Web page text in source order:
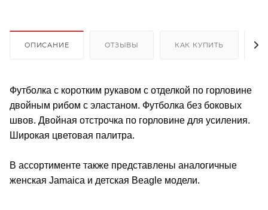
ОПИСАНИЕ ОТЗЫВЫ КАК КУПИТЬ
Футболка с коротким рукавом с отделкой по горловине
двойным рибом с эластаном. Футболка без боковых
швов. Двойная отстрочка по горловине для усиления.
Широкая цветовая палитра.
В ассортименте также представлены аналогичные
женская Jamaica и детская Beagle модели.